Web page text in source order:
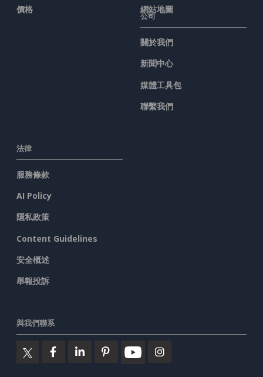
價格
網站地圖
公司
關於我們
新聞中心
媒體工具包
聯繫我們
法律
服務條款
AI Policy
隱私政策
Content Guidelines
安全概述
舉報投訴
與我們聯系